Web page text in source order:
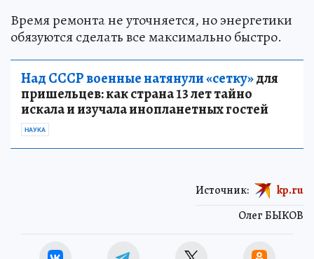
Время ремонта не уточняется, но энергетики
обязуются сделать все максимально быстро.
Над СССР военные натянули «сетку»для
пришельцев: как страна 13 лет тайно
искала и изучала инопланетных гостей
НАУКА
Олег БЫКОВ
Источник: kp.ru